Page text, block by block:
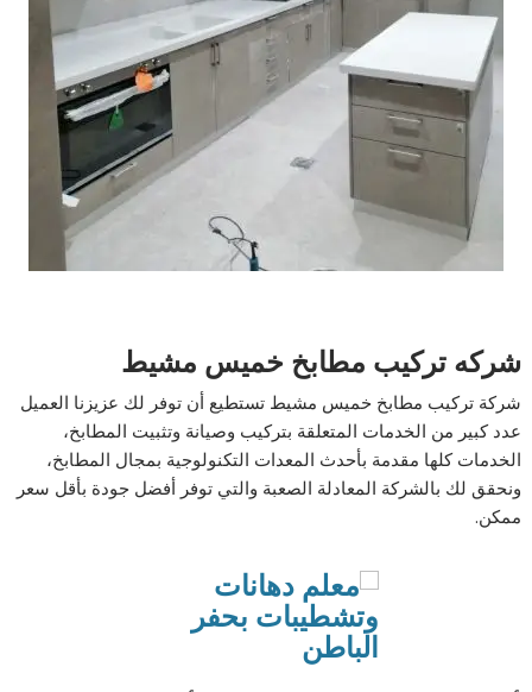
شركه تركيب مطابخ خميس مشيط
شركة تركيب مطابخ خميس مشيط تستطيع أن توفر لك عزيزنا العميل
عدد كبير من الخدمات المتعلقة بتركيب وصيانة وتثبيت المطابخ،
الخدمات كلها مقدمة بأحدث المعدات التكنولوجية بمجال المطابخ،
ونحقق لك بالشركة المعادلة الصعبة والتي توفر أفضل جودة بأقل سعر
ممكن.